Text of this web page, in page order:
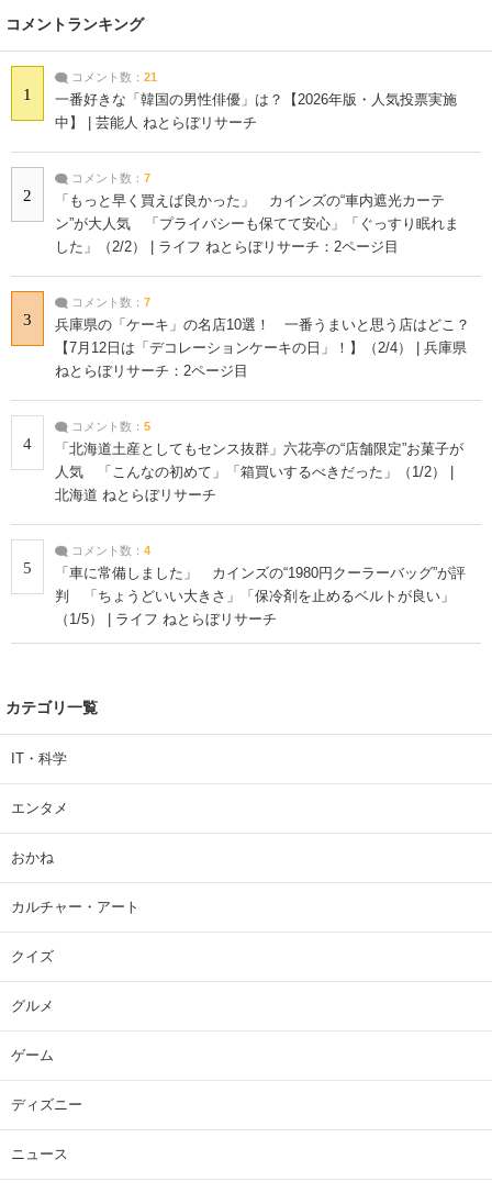
コメントランキング
1
コメント数： 21
一番好きな「韓国の男性俳優」は？【2026年版・人気投票実施
中】 | 芸能人 ねとらぼリサーチ
2
コメント数： 7
「もっと早く買えば良かった」 カインズの“車内遮光カーテ
ン”が大人気 「プライバシーも保てて安心」「ぐっすり眠れま
した」（2/2） | ライフ ねとらぼリサーチ：2ページ目
3
コメント数： 7
兵庫県の「ケーキ」の名店10選！ 一番うまいと思う店はどこ？
【7月12日は「デコレーションケーキの日」！】（2/4） | 兵庫県
ねとらぼリサーチ：2ページ目
4
コメント数： 5
「北海道土産としてもセンス抜群」六花亭の“店舗限定”お菓子が
人気 「こんなの初めて」「箱買いするべきだった」（1/2） |
北海道 ねとらぼリサーチ
5
コメント数： 4
「車に常備しました」 カインズの“1980円クーラーバッグ”が評
判 「ちょうどいい大きさ」「保冷剤を止めるベルトが良い」
（1/5） | ライフ ねとらぼリサーチ
カテゴリ一覧
IT・科学
エンタメ
おかね
カルチャー・アート
クイズ
グルメ
ゲーム
ディズニー
ニュース